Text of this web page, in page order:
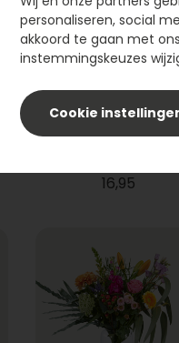
Phlebodium
16,95
personaliseren, social
akkoord te gaan met ons
instemmingskeuzes
Cookie